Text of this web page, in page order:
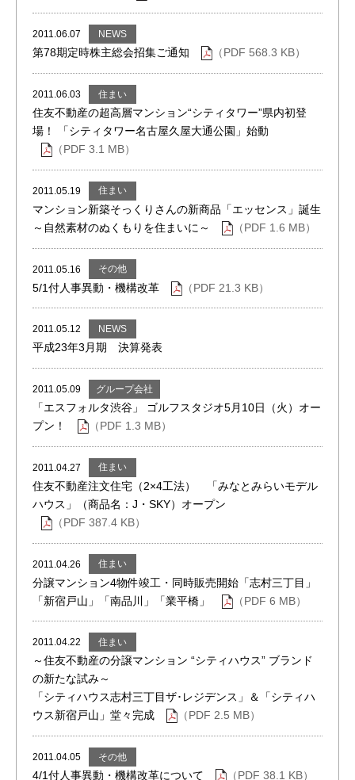
2011.06.07 NEWS
第78期定時株主総会招集ご通知 （PDF 568.3 KB）
2011.06.03 住まい
住友不動産の超高層マンション“シティタワー”県内初登
場！ 「シティタワー名古屋久屋大通公園」始動
（PDF 3.1 MB）
2011.05.19 住まい
マンション新築そっくりさんの新商品「エッセンス」誕生
～自然素材のぬくもりを住まいに～
（PDF 1.6 MB）
2011.05.16 その他
5/1付人事異動・機構改革 （PDF 21.3 KB）
2011.05.12 NEWS
平成23年3月期 決算発表
2011.05.09 グループ会社
「エスフォルタ渋谷」 ゴルフスタジオ5月10日（火）オー
プン！
（PDF 1.3 MB）
2011.04.27 住まい
住友不動産注文住宅（2×4工法） 「みなとみらいモデル
ハウス」（商品名：J・SKY）オープン
（PDF 387.4 KB）
2011.04.26 住まい
分譲マンション4物件竣工・同時販売開始「志村三丁目」
「新宿戸山」「南品川」「業平橋」
（PDF 6 MB）
2011.04.22 住まい
～住友不動産の分譲マンション “シティハウス” ブランド
の新たな試み～
「シティハウス志村三丁目ザ･レジデンス」＆「シティハ
ウス新宿戸山」堂々完成
（PDF 2.5 MB）
2011.04.05 その他
4/1付人事異動・機構改革について （PDF 38.1 KB）